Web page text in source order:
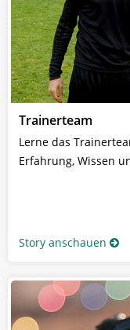
Trainerteam
Lerne das
Erfahrung, Wissen
Story anschauen